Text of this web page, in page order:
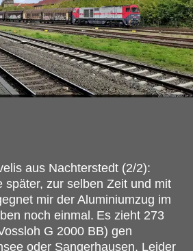
aus Nachterstedt (2/2):
später, zur selben Zeit und mit
mir der Aluminiumzug im
noch einmal. Es zieht 273
G 2000 BB) gen
oder Sangerhausen. Leider